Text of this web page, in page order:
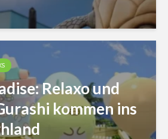
Relaxo und
kommen ins